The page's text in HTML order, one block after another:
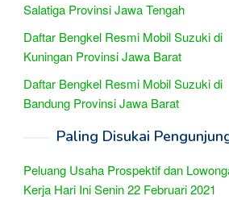
Salatiga Provinsi Jawa Tengah
Daftar Bengkel Resmi Mobil Suzuki di
Kuningan Provinsi Jawa Barat
Daftar Bengkel Resmi Mobil Suzuki di
Bandung Provinsi Jawa Barat
Paling Disukai
Peluang Usaha Prospektif dan
Kerja Hari Ini Senin 22 Februari 2021